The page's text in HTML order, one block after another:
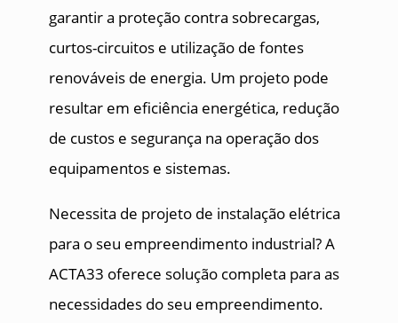
garantir a proteção contra sobrecargas,
curtos-circuitos e utilização de fontes
renováveis de energia. Um projeto pode
resultar em eficiência energética, redução
de custos e segurança na operação dos
equipamentos e sistemas.
Necessita de projeto de instalação elétrica
para o seu empreendimento industrial? A
ACTA33 oferece solução completa para as
necessidades do seu empreendimento.